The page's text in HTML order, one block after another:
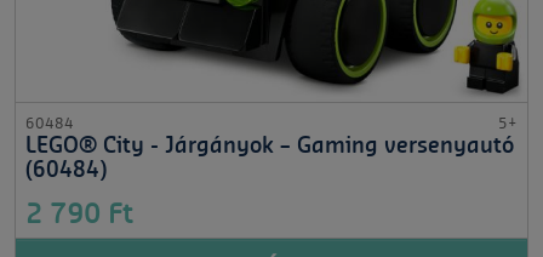
60484 5+
LEGO® City - Járgányok – Gaming versenyautó
(60484)
2 790 Ft